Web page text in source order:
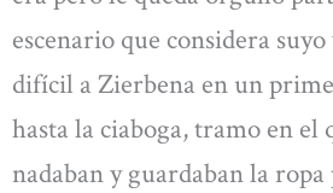
escenario que considera
difícil a Zierbena en un
hasta la ciaboga, tramo en el
nadaban y guardaban la